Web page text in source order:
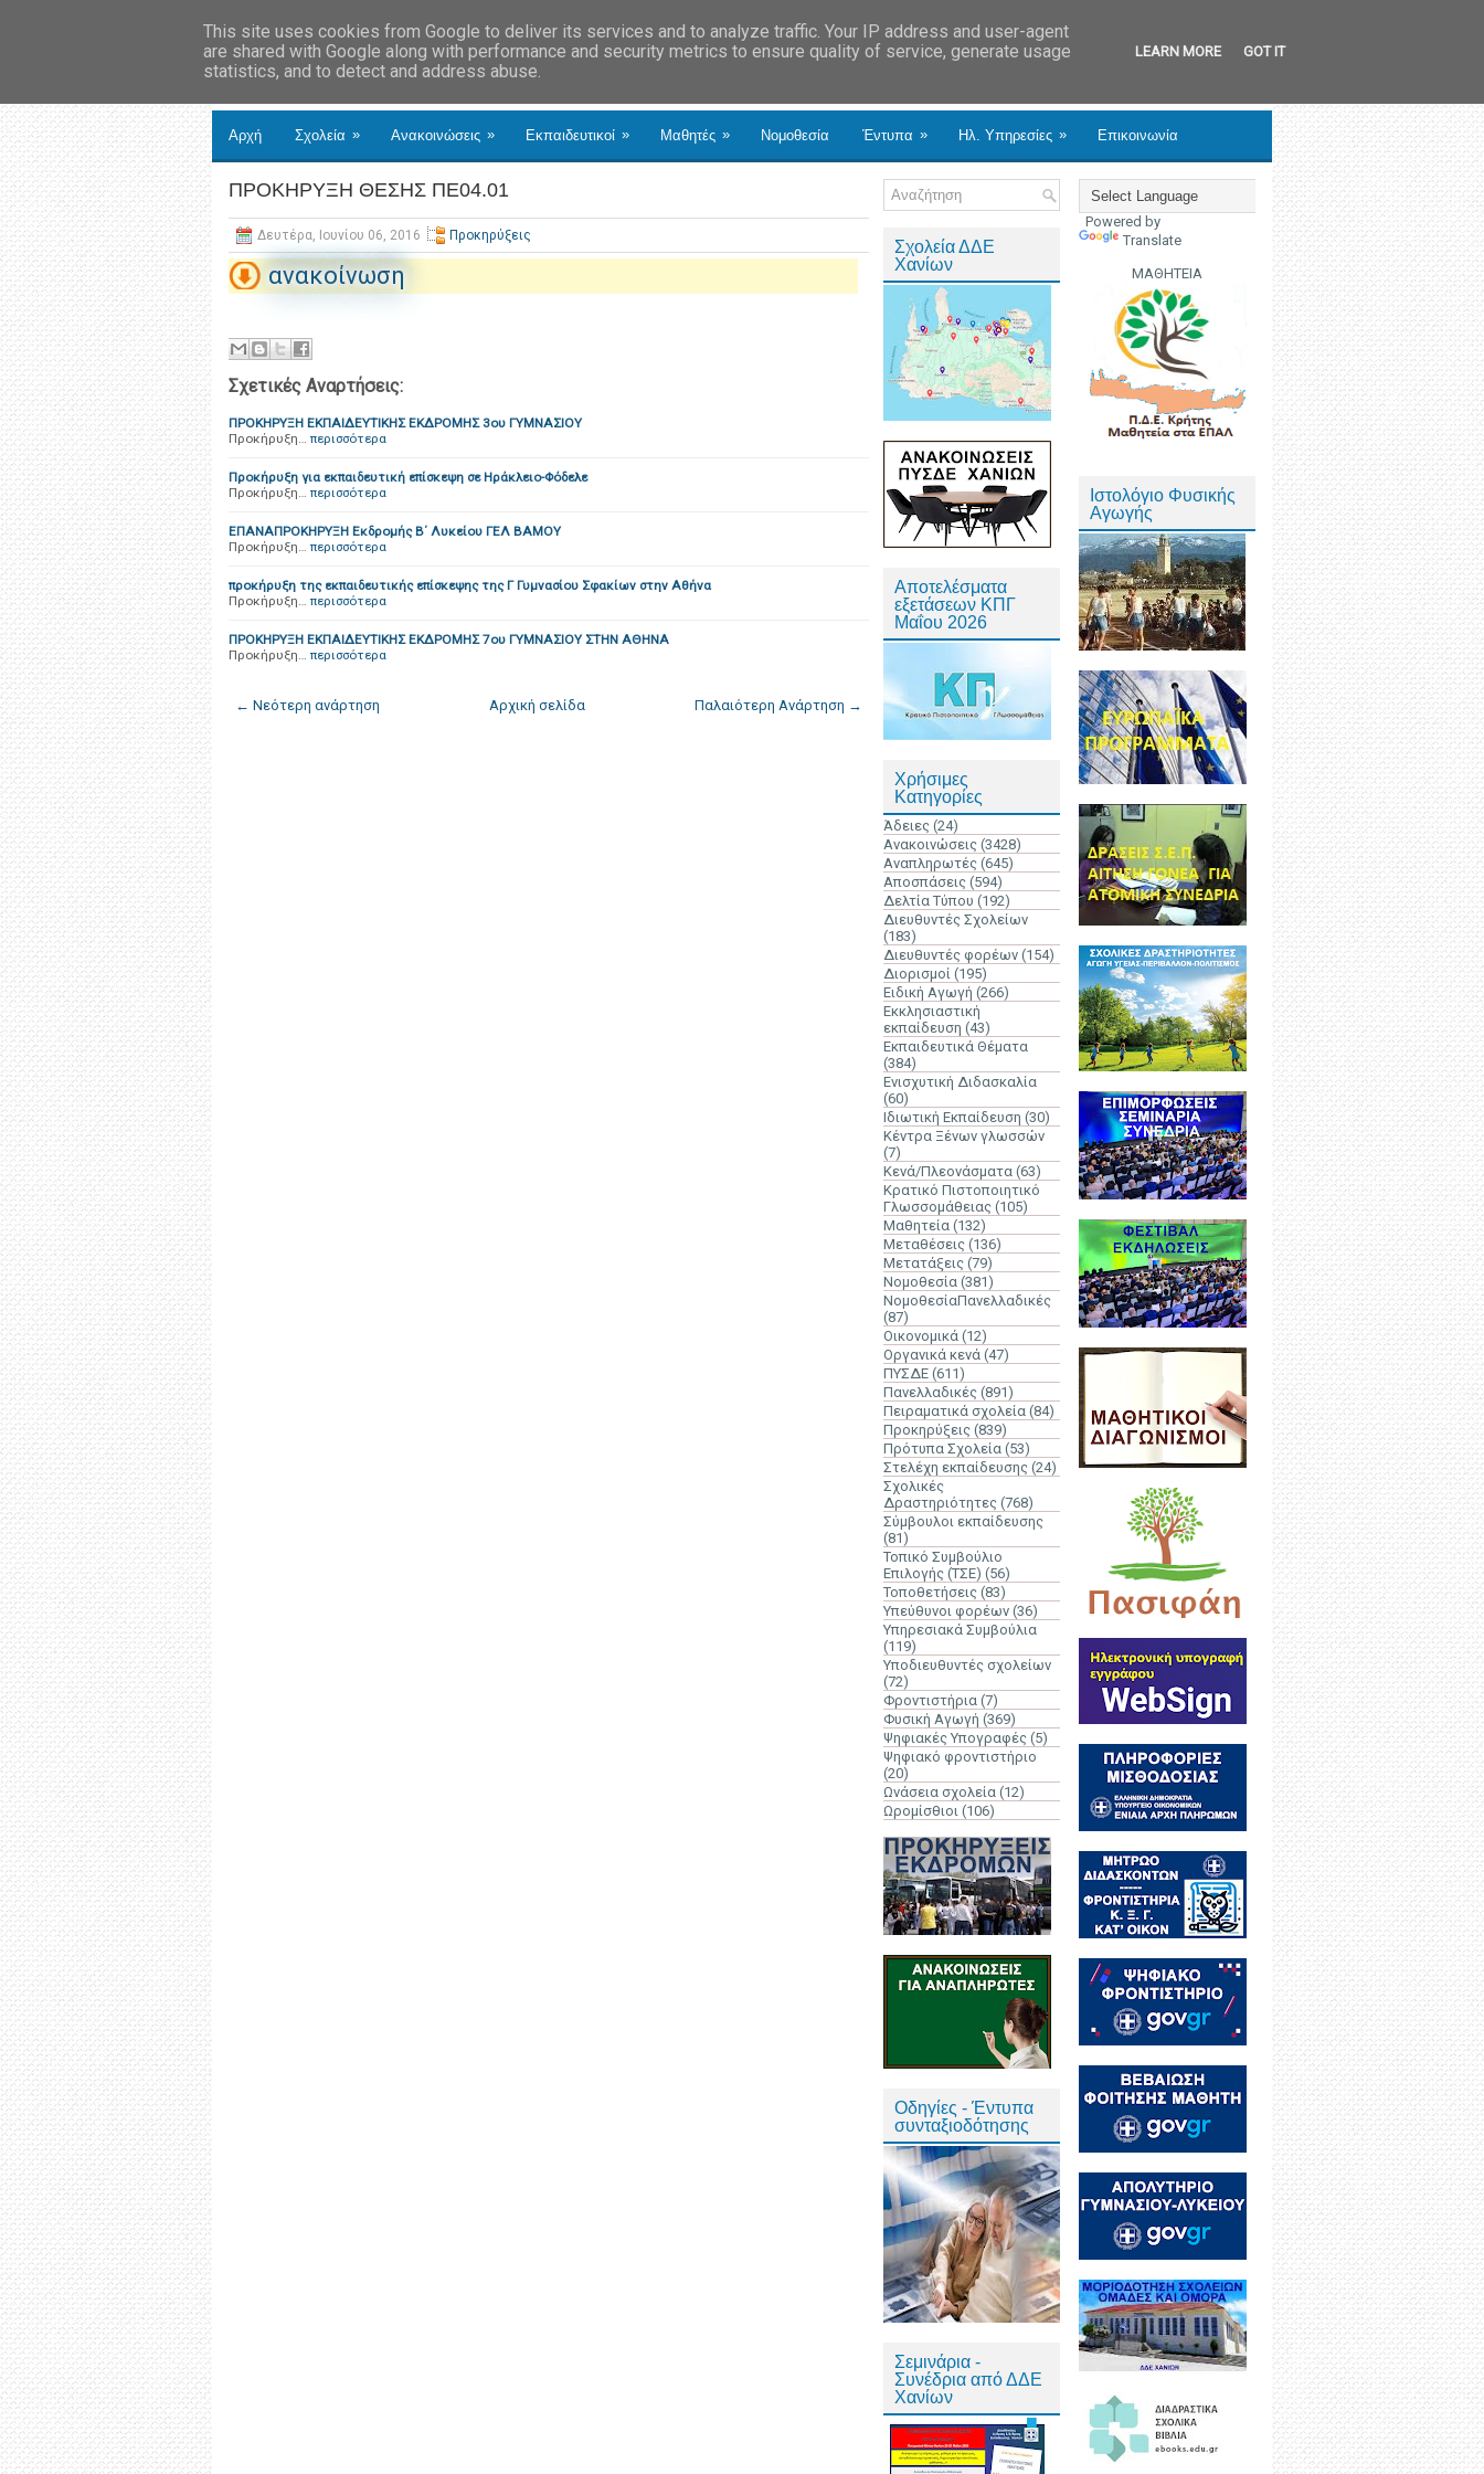
Αρχή Σχολεία » Ανακοινώσεις » Εκπαιδευτικοί » Μαθητές » Νομοθεσία Έντυπα » Ηλ. Υπηρεσίες » Επικοινωνία
ΠΡΟΚΗΡΥΞΗ ΘΕΣΗΣ ΠΕ04.01
Δευτέρα, Ιουνίου 06, 2016 Προκηρύξεις
ανακοίνωση
Σχετικές Αναρτήσεις:
ΠΡΟΚΗΡΥΞΗ ΕΚΠΑΙΔΕΥΤΙΚΗΣ ΕΚΔΡΟΜΗΣ 3ου ΓΥΜΝΑΣΙΟΥ
Προκήρυξη… περισσότερα
Προκήρυξη για εκπαιδευτική επίσκεψη σε Ηράκλειο-Φόδελε
Προκήρυξη… περισσότερα
ΕΠΑΝΑΠΡΟΚΗΡΥΞΗ Εκδρομής Β΄ Λυκείου ΓΕΛ ΒΑΜΟΥ
Προκήρυξη… περισσότερα
προκήρυξη της εκπαιδευτικής επίσκεψης της Γ Γυμνασίου Σφακίων στην Αθήνα
Προκήρυξη… περισσότερα
ΠΡΟΚΗΡΥΞΗ ΕΚΠΑΙΔΕΥΤΙΚΗΣ ΕΚΔΡΟΜΗΣ 7ου ΓΥΜΝΑΣΙΟΥ ΣΤΗΝ ΑΘΗΝΑ
Προκήρυξη… περισσότερα
← Νεότερη ανάρτηση Παλαιότερη Ανάρτηση →
Αρχική σελίδα
Σχολεία ΔΔΕ
Χανίων
Αποτελέσματα
εξετάσεων ΚΠΓ
Μαΐου 2026
Χρήσιμες
Κατηγορίες
Άδειες (24)
Ανακοινώσεις (3428)
Αναπληρωτές (645)
Αποσπάσεις (594)
Δελτία Τύπου (192)
Διευθυντές Σχολείων
(183)
Διευθυντές φορέων (154)
Διορισμοί (195)
Ειδική Αγωγή (266)
Εκκλησιαστική
εκπαίδευση (43)
Εκπαιδευτικά Θέματα
(384)
Ενισχυτική Διδασκαλία
(60)
Ιδιωτική Εκπαίδευση (30)
Κέντρα Ξένων γλωσσών
(7)
Κενά/Πλεονάσματα (63)
Κρατικό Πιστοποιητικό
Γλωσσομάθειας (105)
Μαθητεία (132)
Μεταθέσεις (136)
Μετατάξεις (79)
Νομοθεσία (381)
ΝομοθεσίαΠανελλαδικές
(87)
Οικονομικά (12)
Οργανικά κενά (47)
ΠΥΣΔΕ (611)
Πανελλαδικές (891)
Πειραματικά σχολεία (84)
Προκηρύξεις (839)
Πρότυπα Σχολεία (53)
Στελέχη εκπαίδευσης (24)
Σχολικές
Δραστηριότητες (768)
Σύμβουλοι εκπαίδευσης
(81)
Τοπικό Συμβούλιο
Επιλογής (ΤΣΕ) (56)
Τοποθετήσεις (83)
Υπεύθυνοι φορέων (36)
Υπηρεσιακά Συμβούλια
(119)
Υποδιευθυντές σχολείων
(72)
Φροντιστήρια (7)
Φυσική Αγωγή (369)
Ψηφιακές Υπογραφές (5)
Ψηφιακό φροντιστήριο
(20)
Ωνάσεια σχολεία (12)
Ωρομίσθιοι (106)
Οδηγίες - Έντυπα
συνταξιοδότησης
Σεμινάρια -
Συνέδρια από ΔΔΕ
Χανίων
Powered by
Translate
ΜΑΘΗΤΕΙΑ
Ιστολόγιο Φυσικής
Αγωγής
This site uses cookies from Google to deliver its services and to analyze traffic. Your IP address and user-agent
are shared with Google along with performance and security metrics to ensure quality of service, generate usage
statistics, and to detect and address abuse.
LEARN MORE GOT IT